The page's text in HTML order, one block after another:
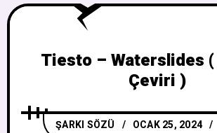
Tiesto – Waterslides
Çeviri )
ŞARKI SÖZÜ OCAK 25, 2024